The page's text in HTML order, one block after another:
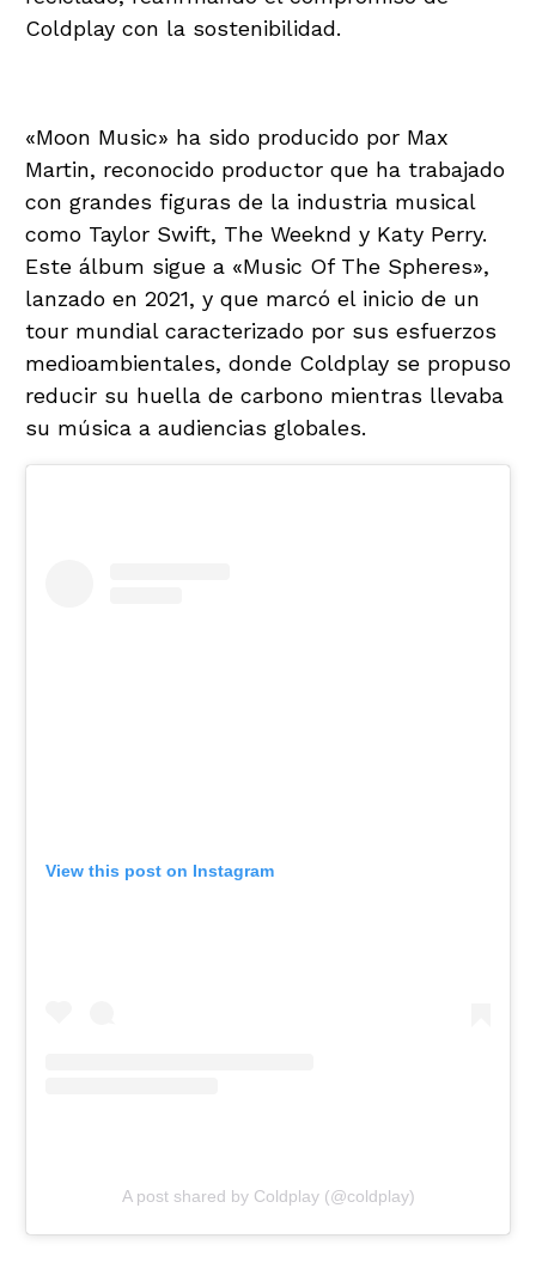
Coldplay con la sostenibilidad.
«Moon Music» ha sido producido por Max
Martin, reconocido productor que ha trabajado
con grandes figuras de la industria musical
como Taylor Swift, The Weeknd y Katy Perry.
Este álbum sigue a «Music Of The Spheres»,
lanzado en 2021, y que marcó el inicio de un
tour mundial caracterizado por sus esfuerzos
medioambientales, donde Coldplay se propuso
reducir su huella de carbono mientras llevaba
su música a audiencias globales.
View this post on Instagram
A post shared by Coldplay (@coldplay)